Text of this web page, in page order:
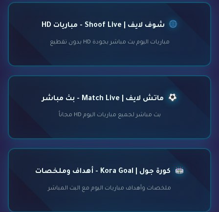
شوف لايف | Shoof Live - مباريات HD
مباريات اليوم بث مباشر بجودة HD بدون تقطيع
ماتش لايف | Match Live - بث مباشر
بث مباشر لجميع مباريات اليوم HD مجاناً
كورة جول | Kora Goal - أهداف وملخصات
ملخصات وأهداف مباريات اليوم مع البث المباشر